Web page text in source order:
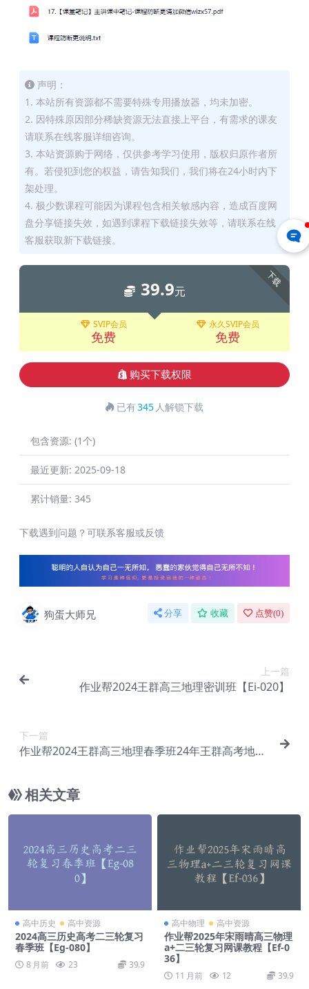
声明：
1. 本站所有资源都不需要特殊专用播放器，均未加密。
2. 因特殊原因部分稀缺资源无法直接上平台，有需求的课友
请联系在线客服详细咨询。
3. 本站资源购于网络，仅供参考学习使用，版权归原作者所
有。若侵犯到您的权益，请告知我们，我们将在24小时内下
架处理。
4. 极少数课程可能因为课程包含相关敏感内容，造成百度网
盘分享链接失效，如遇到课程下载链接失效等，请联系在线
客服获取新下载链接。
下载
39.9元
SVIP会员
免费
永久SVIP会员
免费
购买下载权限
已有345 人解锁下载
包含资源: (1个)
最近更新: 2025-09-18
累计销量: 345
下载遇到问题？可联系客服或反馈
狗蛋大师兄 分享 收藏 点赞(0)
上一篇
作业帮2024王群高三地理密训班【Ei-020】
下一篇
作业帮2024王群高三地理春季班24年王群高考地理
相关文章
高中历史 高中资源
2024高三历史高考二三轮复习
春季班【Eg-080】
8 月前 23 39.9
高中物理 高中资源
作业帮2025年宋雨晴高三物理
a+二三轮复习网课教程【Ef-0
36】
11 月前 12 39.9